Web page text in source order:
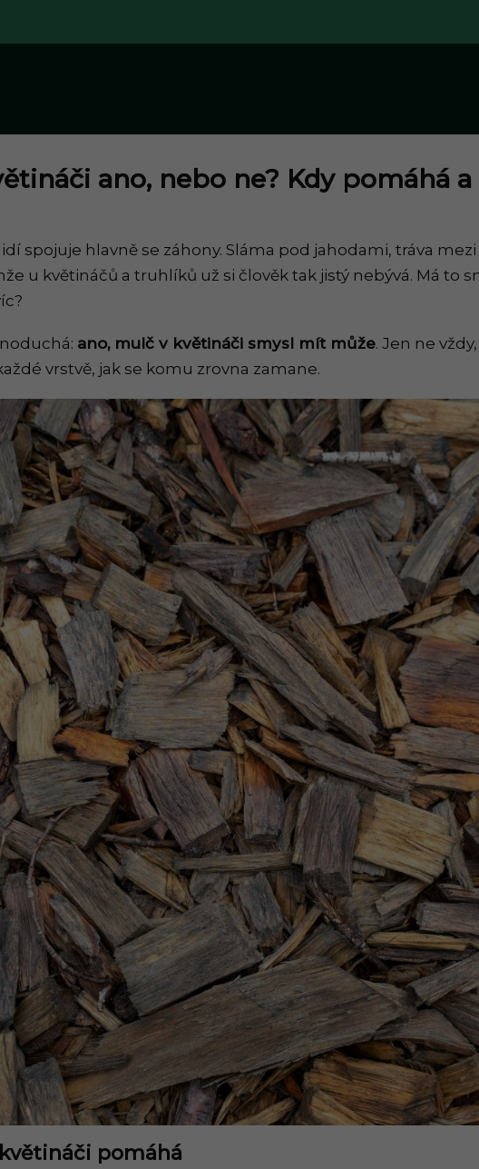
ano, nebo ne? Kdy pomáhá
spojuje hlavně se záhony. Sláma pod jahodami, tráva mezi
u květináčů a truhlíků už si člověk tak jistý nebývá. Má to
ano, mulč v květináči smysl mít může. Jen ne
vrstvě, jak se komu zrovna zamane.
pomáhá